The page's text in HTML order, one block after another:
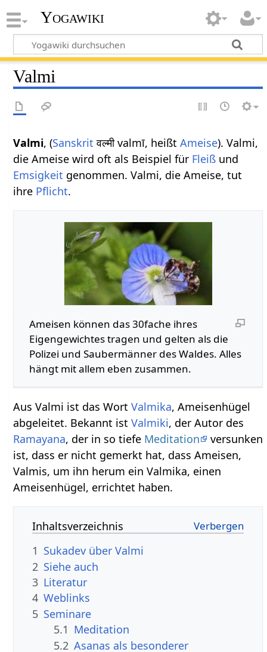
Yogawiki
Valmi
Valmi, (Sanskrit वल्मी valmī, heißtAmeise). Valmi,
die Ameise wird oft als Beispiel für Fleiß und
Emsigkeit genommen. Valmi, die Ameise, tut
ihre Pflicht.
Ameisen können das 30fache ihres
Eigengewichtes tragen und gelten als die
Polizei und Saubermänner des Waldes. Alles
hängt mit allem eben zusammen.
Aus Valmi ist das WortValmika, Ameisenhügel
abgeleitet. Bekannt istValmiki, der Autor des
Ramayana, der in so tiefe Meditation
versunken
ist, dass er nicht gemerkt hat, dass Ameisen,
Valmis, um ihn herum ein Valmika, einen
Ameisenhügel, errichtet haben.
Inhaltsverzeichnis
1 Sukadev über Valmi
2 Siehe auch
3 Literatur
4 Weblinks
5 Seminare
5.1 Meditation
5.2 Asanas als besonderer